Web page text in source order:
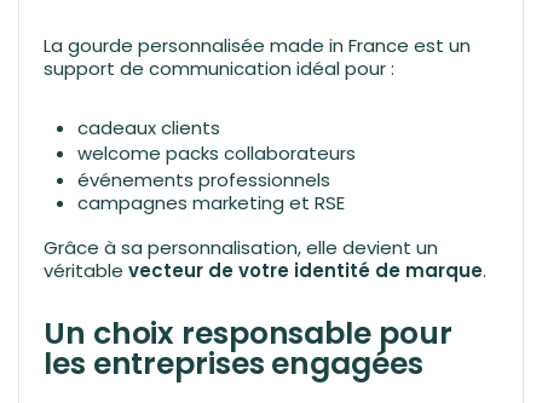
La gourde personnalisée made in France est un
support de communication idéal pour :
cadeaux clients
welcome packs collaborateurs
événements professionnels
campagnes marketing et RSE
Grâce à sa personnalisation, elle devient un
véritable vecteur de votre identité de marque.
Un choix responsable pour
les entreprises engagées